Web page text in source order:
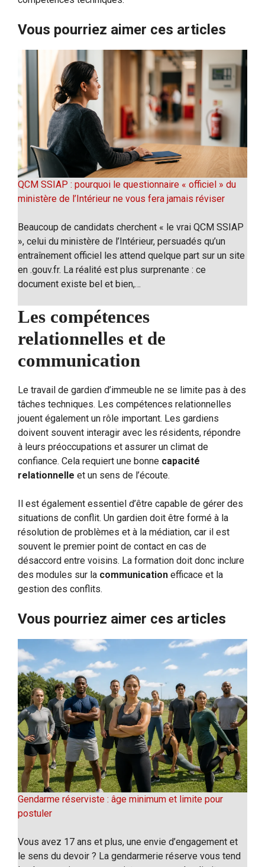
Vous pourriez aimer ces articles
QCM SSIAP : pourquoi le questionnaire « officiel » du
ministère de l’Intérieur ne vous fera jamais réviser
Beaucoup de candidats cherchent « le vrai QCM SSIAP
», celui du ministère de l’Intérieur, persuadés qu’un
entraînement officiel les attend quelque part sur un site
en .gouv.fr. La réalité est plus surprenante : ce
document existe bel et bien,…
Les compétences
relationnelles et de
communication
Le travail de gardien d’immeuble ne se limite pas à des
tâches techniques. Les compétences relationnelles
jouent également un rôle important. Les gardiens
doivent souvent interagir avec les résidents, répondre
à leurs préoccupations et assurer un climat de
confiance. Cela requiert une bonne capacité
relationnelle et un sens de l’écoute.
Il est également essentiel d’être capable de gérer des
situations de conflit. Un gardien doit être formé à la
résolution de problèmes et à la médiation, car il est
souvent le premier point de contact en cas de
désaccord entre voisins. La formation doit donc inclure
des modules sur la communication efficace et la
gestion des conflits.
Vous pourriez aimer ces articles
Gendarme réserviste : âge minimum et limite pour
postuler
Vous avez 17 ans et plus, une envie d’engagement et
le sens du devoir ? La gendarmerie réserve vous tend